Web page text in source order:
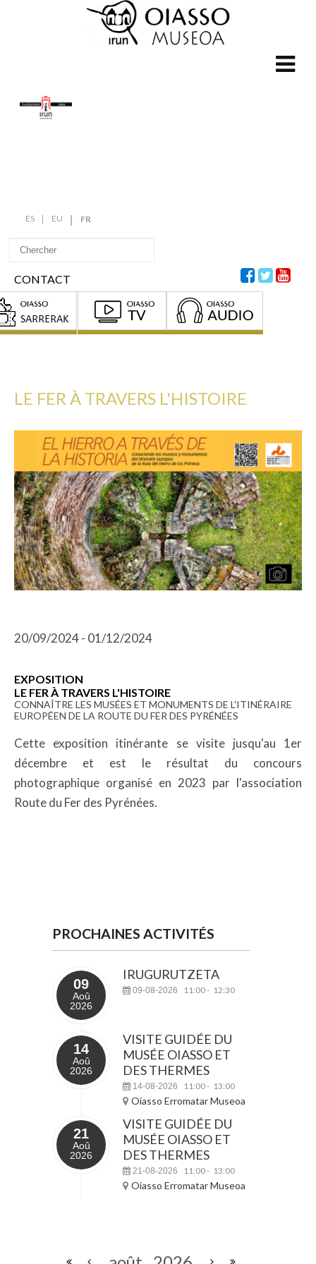
ES EU FR
CONTACT
LE FER À TRAVERS L'HISTOIRE
20/09/2024 - 01/12/2024
EXPOSITION
LE FER À TRAVERS L'HISTOIRE
CONNAÎTRE LES MUSÉES ET MONUMENTS DE L'ITINÉRAIRE
EUROPÉEN DE LA ROUTE DU FER DES PYRÉNÉES
Cette exposition itinérante se visite jusqu'au 1er
décembre et est le résultat du concours
photographique organisé en 2023 par l'association
Route du Fer des Pyrénées.
PROCHAINES ACTIVITÉS
09
Aoû
2026
IRUGURUTZETA
09-08-2026 11:00- 12:30
14
Aoû
2026
VISITE GUIDÉE DU
MUSÉE OIASSO ET
DES THERMES
14-08-2026 11:00- 13:00
Oiasso Erromatar Museoa
21
Aoû
2026
VISITE GUIDÉE DU
MUSÉE OIASSO ET
DES THERMES
21-08-2026 11:00- 13:00
Oiasso Erromatar Museoa